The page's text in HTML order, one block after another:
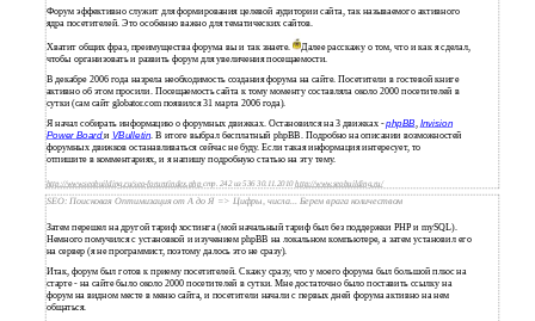
Форум эффективно служит для формирования целевой аудитории сайта, так называемого активного
ядра посетителей. Это особенно важно для тематических сайтов.
Хватит общих фраз, преимущества форума вы и так знаете.
Далее расскажу о том, что и как я сделал,
чтобы организовать и развить форум для увеличения посещаемости.
В декабре 2006 года назрела необходимость создания форума на сайте. Посетители в гостевой книге
активно об этом просили. Посещаемость сайта к тому моменту составляла около 2000 посетителей в
сутки (сам сайт globator.com появился 31 марта 2006 года).
Я начал собирать информацию о форумных движках. Остановился на 3 движках -phpBB, Invision
Power Boardи VBulletin. В итоге выбрал бесплатный phpBB. Подробно на описании возможностей
форумных движков останавливаться сейчас не буду. Если такая информация интересует, то
отпишите в комментариях, и я напишу подробную статью на эту тему.
http://www.seobuilding.ru/seo-forum/index.php стр. 242 из 536 30.11.2010http://www.seobuilding.ru/
SEO: Поисковая Оптимизация от А до Я => Цифры, числа... Берем врага количеством
Затем перешел на другой тариф хостинга (мой начальный тариф был без поддержки PHP и mySQL).
Немного помучился с установкой и изучением phpBB на локальном компьютере, а затем установил его
на сервер (я не программист, поэтому далось это не сразу).
Итак, форум был готов к приему посетителей. Скажу сразу, что у моего форума был большой плюс на
старте - на сайте было около 2000 посетителей в сутки. Мне достаточно было поставить ссылку на
форум на видном месте в меню сайта, и посетители начали с первых дней форума активно на нем
общаться.